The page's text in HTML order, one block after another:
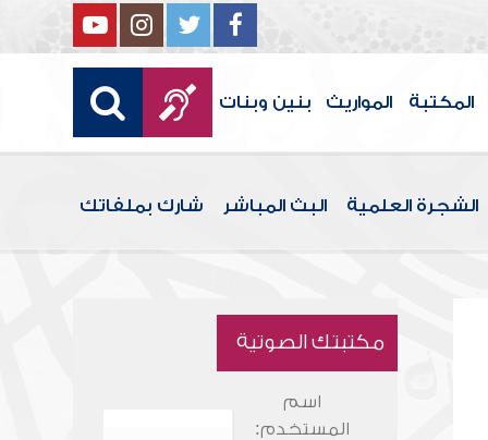
المكتبة المواريث بنين وبنات
الشجرة العلمية البث المباشر شارك بملفاتك
مكتبتك الصوتية
اسم
المستخدم: